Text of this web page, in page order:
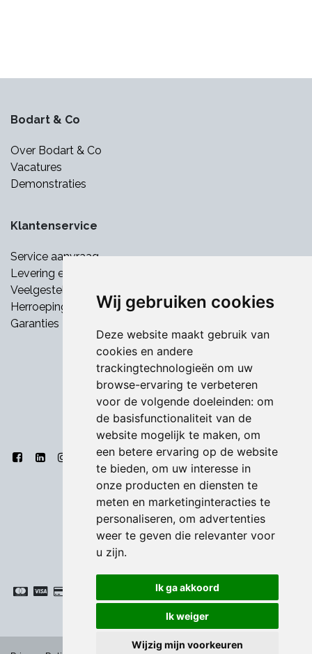
Wij gebruiken cookies
Deze website maakt gebruik van
cookies en andere
trackingtechnologieën om uw
browse-ervaring te verbeteren
voor de volgende doeleinden: om
de basisfunctionaliteit van de
website mogelijk te maken, om
een betere ervaring op de website
te bieden, om uw interesse in
onze producten en diensten te
meten en marketinginteracties te
personaliseren, om advertenties
weer te geven die relevanter voor
u zijn.
Ik ga akkoord
Ik weiger
Wijzig mijn voorkeuren
Bodart & Co
Over Bodart & Co
Vacatures
Demonstraties
Klantenservice
Service aanvraag
Levering en betaling
Veelgestelde vragen
Herroepingsrecht
Garanties